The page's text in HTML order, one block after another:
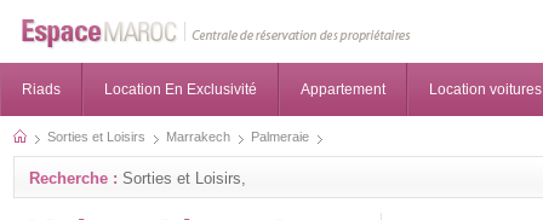
Riads Location En Exclusivité Appartement Location voitures
Sorties et Loisirs Marrakech Palmeraie
Recherche : Sorties et Loisirs,